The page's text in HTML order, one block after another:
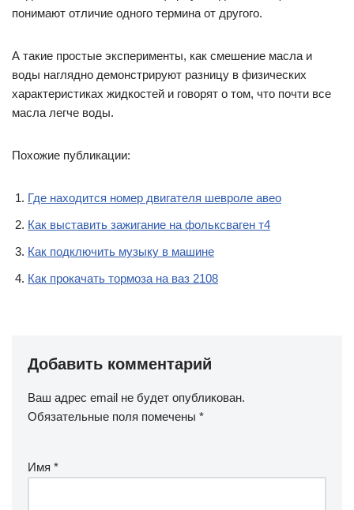
понимают отличие одного термина от другого.
А такие простые эксперименты, как смешение масла и
воды наглядно демонстрируют разницу в физических
характеристиках жидкостей и говорят о том, что почти все
масла легче воды.
Похожие публикации:
Где находится номер двигателя шевроле авео
Как выставить зажигание на фольксваген т4
Как подключить музыку в машине
Как прокачать тормоза на ваз 2108
Добавить комментарий
Ваш адрес email не будет опубликован.
Обязательные поля помечены *
Имя *